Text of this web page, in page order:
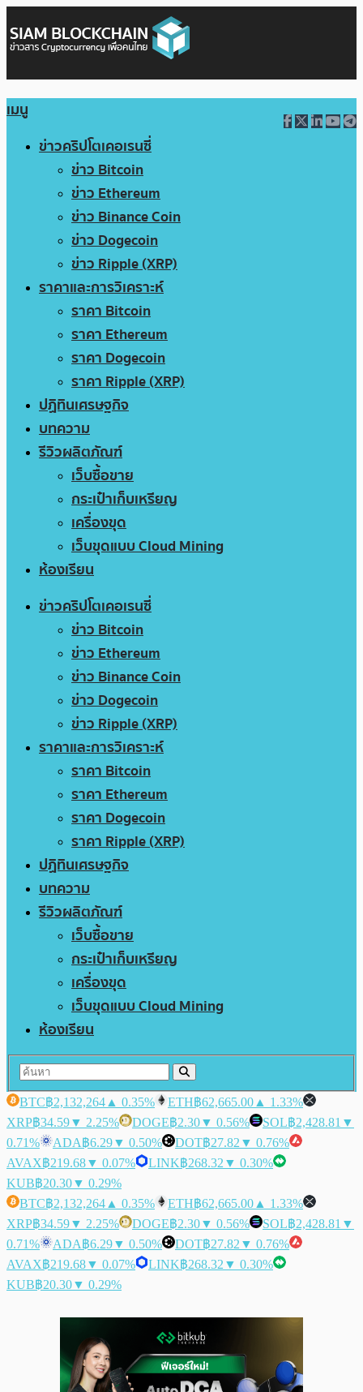
เมนู
ข่าวคริปโตเคอเรนซี่
ข่าว Bitcoin
ข่าว Ethereum
ข่าว Binance Coin
ข่าว Dogecoin
ข่าว Ripple (XRP)
ราคาและการวิเคราะห์
ราคา Bitcoin
ราคา Ethereum
ราคา Dogecoin
ราคา Ripple (XRP)
ปฏิทินเศรษฐกิจ
บทความ
รีวิวผลิตภัณฑ์
เว็บซื้อขาย
กระเป๋าเก็บเหรียญ
เครื่องขุด
เว็บขุดแบบ Cloud Mining
ห้องเรียน
ข่าวคริปโตเคอเรนซี่
ข่าว Bitcoin
ข่าว Ethereum
ข่าว Binance Coin
ข่าว Dogecoin
ข่าว Ripple (XRP)
ราคาและการวิเคราะห์
ราคา Bitcoin
ราคา Ethereum
ราคา Dogecoin
ราคา Ripple (XRP)
ปฏิทินเศรษฐกิจ
บทความ
รีวิวผลิตภัณฑ์
เว็บซื้อขาย
กระเป๋าเก็บเหรียญ
เครื่องขุด
เว็บขุดแบบ Cloud Mining
ห้องเรียน
BTC฿2,132,264 ▲ 0.35% ETH฿62,665.00 ▲ 1.33%
XRP฿34.59▼ 2.25% DOGE฿2.30▼ 0.56% SOL฿2,428.81 ▼
0.71%
ADA฿6.29▼ 0.50% DOT฿27.82 ▼ 0.76%
AVAX฿219.68▼ 0.07% LINK฿268.32 ▼ 0.30%
KUB฿20.30▼ 0.29%
BTC฿2,132,264 ▲ 0.35% ETH฿62,665.00 ▲ 1.33%
XRP฿34.59▼ 2.25% DOGE฿2.30▼ 0.56% SOL฿2,428.81 ▼
0.71%
ADA฿6.29▼ 0.50% DOT฿27.82 ▼ 0.76%
AVAX฿219.68▼ 0.07% LINK฿268.32 ▼ 0.30%
KUB฿20.30▼ 0.29%